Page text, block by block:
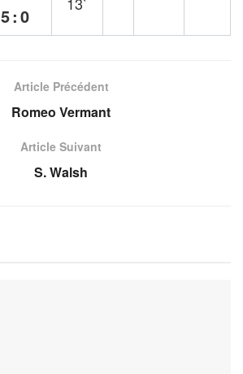
5:0
Article Précédent
Romeo Vermant
Article Suivant
S. Walsh